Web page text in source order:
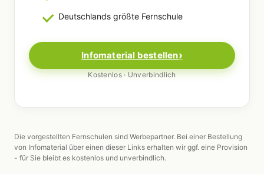
Deutschlands größte Fernschule
Infomaterial bestellen
Kostenlos · Unverbindlich
Die vorgestellten Fernschulen sind Werbepartner. Bei einer Bestellung
von Infomaterial über einen dieser Links erhalten wir ggf. eine Provision
- für Sie bleibt es kostenlos und unverbindlich.